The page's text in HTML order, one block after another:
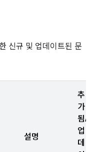
신규 및 업데이트된 문
설명
추
가
됨/
업
데